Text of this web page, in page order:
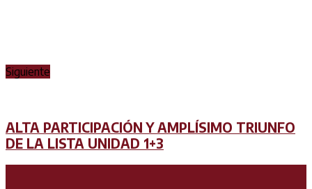
Siguiente
ALTA PARTICIPACIÓN Y AMPLÍSIMO TRIUNFO
DE LA LISTA UNIDAD 1+3